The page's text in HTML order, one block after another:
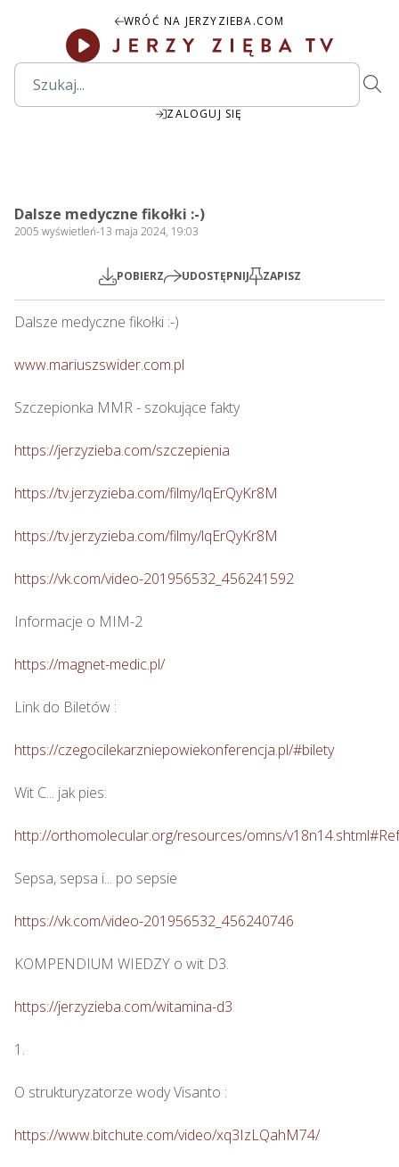
WRÓĆ NA JERZYZIEBA.COM
ZALOGUJ SIĘ
Play
Dalsze medyczne fikołki :-)
2005 wyświetleń-13 maja 2024, 19:03
POBIERZ UDOSTĘPNIJ ZAPISZ
Dalsze medyczne fikołki :-)
www.mariuszswider.com.pl
Szczepionka MMR - szokujące fakty
https://jerzyzieba.com/szczepienia
https://tv.jerzyzieba.com/filmy/lqErQyKr8M
https://tv.jerzyzieba.com/filmy/lqErQyKr8M
https://vk.com/video-201956532_456241592
Informacje o MIM-2
https://magnet-medic.pl/
Link do Biletów :
https://czegocilekarzniepowiekonferencja.pl/#bilety
Wit C... jak pies:
http://orthomolecular.org/resources/omns/
Sepsa, sepsa i... po sepsie
https://vk.com/video-201956532_456240746
KOMPENDIUM WIEDZY o wit D3.
https://jerzyzieba.com/witamina-d3
1.
O strukturyzatorze wody Visanto :
https://www.bitchute.com/video/xq3IzLQahM74/